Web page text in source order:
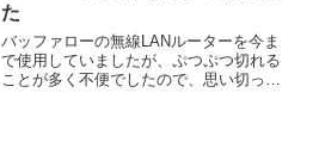
た
バッファローの無線LANルーターを今ま
で使用していましたが、ぷつぷつ切れる
ことが多く不便でしたので、思い切って